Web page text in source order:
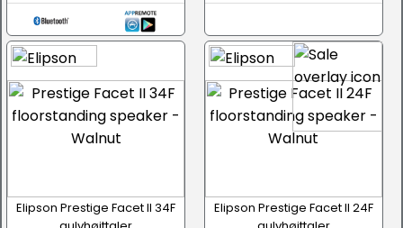
Elipson Prestige Facet II 34F
Elipson Prestige Facet II 24F